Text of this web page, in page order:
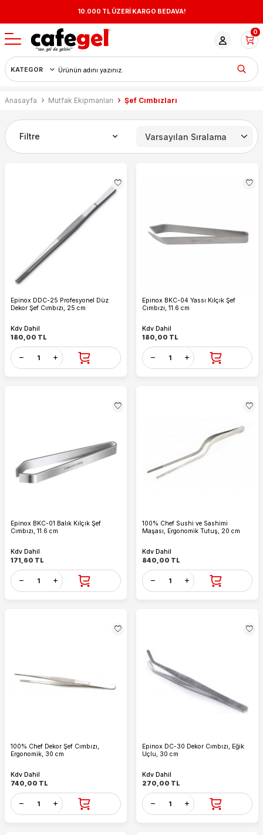
10.000 TL ÜZERİ KARGO BEDAVA!
0
Anasayfa Mutfak Ekipmanları Şef Cımbızları
Filtre
Epinox DDC-25 Profesyonel Düz
Dekor Şef Cımbızı, 25 cm
Kdv Dahil
180,00 TL
Epinox BKC-04 Yassı Kılçık Şef
Cımbızı, 11.6 cm
Kdv Dahil
180,00 TL
Epinox BKC-01 Balık Kılçık Şef
Cımbızı, 11.6 cm
Kdv Dahil
171,60 TL
100% Chef Sushi ve Sashimi
Maşası, Ergonomik Tutuş, 20 cm
Kdv Dahil
840,00 TL
100% Chef Dekor Şef Cımbızı,
Ergonomik, 30 cm
Kdv Dahil
740,00 TL
Epinox DC-30 Dekor Cımbızı, Eğik
Uçlu, 30 cm
Kdv Dahil
270,00 TL